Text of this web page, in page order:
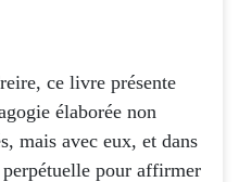
ce livre présente
élaborée non
mais avec eux, et dans
pour affirmer